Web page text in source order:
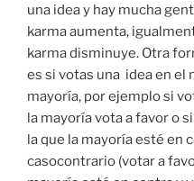
una idea y hay mucha
karma aumenta,
karma disminuye. Otra
es si votas una idea en el
mayoría, por ejemplo si
la mayoría vota a favor o
la que la mayoría esté en
casocontrario (votar a